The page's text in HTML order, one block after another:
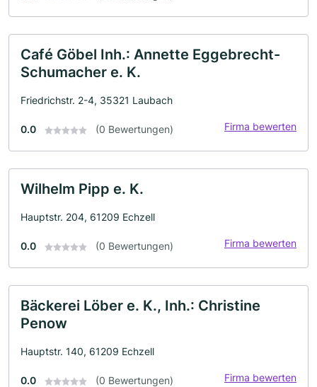
Café Göbel Inh.: Annette Eggebrecht-
Schumacher e. K.
Friedrichstr. 2-4, 35321 Laubach
0.0 (0 Bewertungen) Firma bewerten
Wilhelm Pipp e. K.
Hauptstr. 204, 61209 Echzell
0.0 (0 Bewertungen) Firma bewerten
Bäckerei Löber e. K., Inh.: Christine
Penow
Hauptstr. 140, 61209 Echzell
0.0 (0 Bewertungen) Firma bewerten